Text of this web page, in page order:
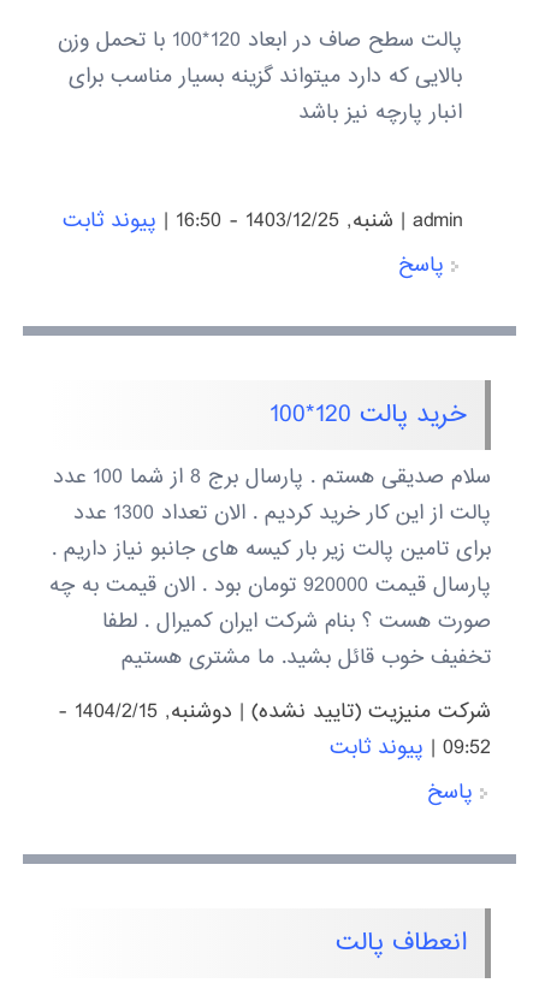
پالت سطح صاف در ابعاد 120*100 با تحمل وزن
بالایی که دارد میتواند گزینه بسیار مناسب برای
انبار پارچه نیز باشد
admin
| شنبه, 1403/12/25 - 16:50 | پیوند ثابت
پاسخ
خرید پالت 120*100
سلام صدیقی هستم . پارسال برج 8 از شما 100 عدد
پالت از این کار خرید کردیم . الان تعداد 1300 عدد
برای تامین پالت زیر بار کیسه های جانبو نیاز داریم .
پارسال قیمت 920000 تومان بود . الان قیمت به چه
صورت هست ؟ بنام شرکت ایران کمیرال . لطفا
تخفیف خوب قائل بشید. ما مشتری هستیم
شرکت منیزیت (تایید نشده)|
دوشنبه, 1404/2/15 -
09:52
| پیوند ثابت
پاسخ
انعطاف پالت